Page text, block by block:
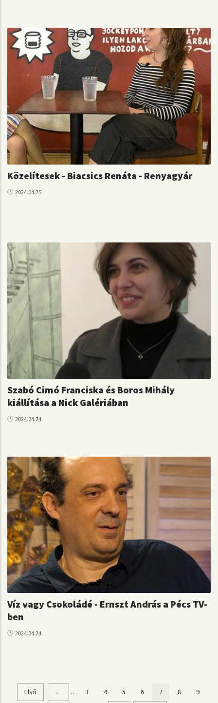
Közelítesek - Biacsics Renáta - Renyagyár
2024.04.25.
Szabó Cimó Franciska és Boros Mihály
kiállítása a Nick Galériában
2024.04.24.
Víz vagy Csokoládé - Ernszt András a Pécs TV-
ben
2024.04.24.
Oldalszámozás
Első
Első
Előző
← … Page
3 Page
4 Page
5 Page
6
Jelenlegi
7 Page
8 Page
9